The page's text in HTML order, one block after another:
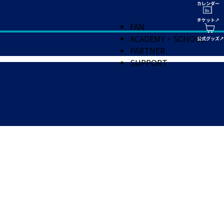
FAN
ACADEMY・SCHOOL
PARTNER
SUPPORT